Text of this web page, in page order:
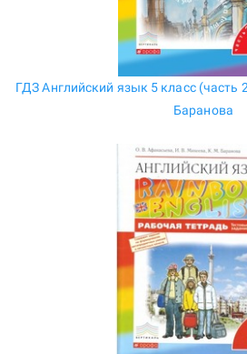
ГДЗ Английский язык 5 класс (часть
Баранова